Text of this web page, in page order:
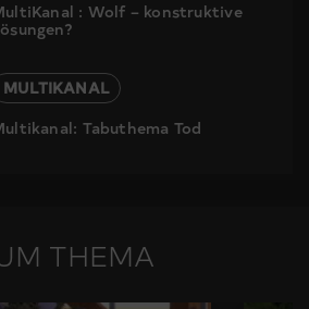
: Wolf – konstruktive
MULTIKANAL
Tabuthema Tod
THEMA